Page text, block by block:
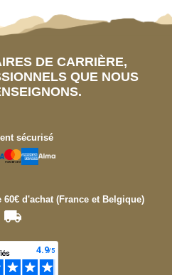
DE CARRIÈRE,
QUE NOUS
sécurisé
d'achat (France et Belgique)